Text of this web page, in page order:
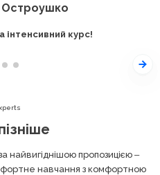
Остроушко
курс!
найвигіднішою пропозицією ‒
навчання з комфортною